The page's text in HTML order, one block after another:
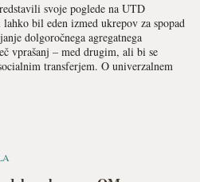
svoje poglede na UTD
bil eden izmed ukrepov za spopad
dolgoročnega agregatnega
vprašanj – med drugim, ali bi se
transferjem. O univerzalnem